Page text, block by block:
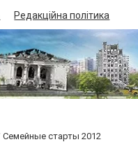
Редакційна політика
Семейные старты 2012